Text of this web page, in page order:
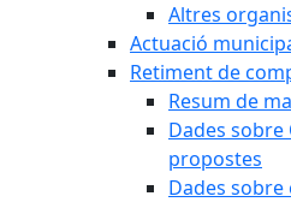
Altres
Actuació
Retiment de
Resum de
Dades
propostes
Dades sobre